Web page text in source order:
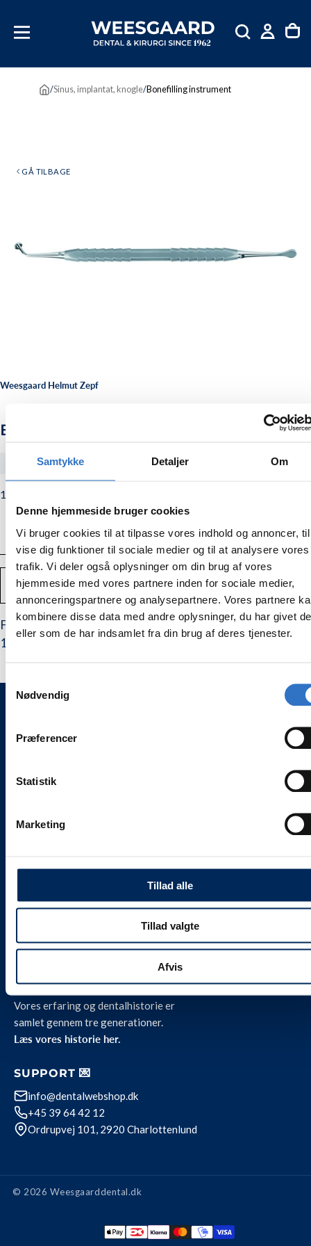
Samtykke Detaljer Om
Denne hjemmeside bruger cookies
Vi bruger cookies til at tilpasse vores indhold og annoncer,
vise dig funktioner til sociale medier og til at analysere vores
trafik. Vi deler også oplysninger om din brug af vores
hjemmeside med vores partnere inden for sociale medier,
annonceringspartnere og analysepartnere. Vores partnere
kombinere disse data med andre oplysninger, du har givet
eller som de har indsamlet fra din brug af deres tjenester.
Samtykkevalg
Nødvendig
Præferencer
Statistik
Marketing
Tillad alle
Tillad valgte
Afvis
INDHOLD
/Sinus, implantat, knogle/Bonefilling instrument
GÅ TILBAGE
Weesgaard Helmut Zepf
Bonefilling instrument
#1971422
1.125,00
Normalpris
1.125,00 kr.
Antal
Mindsk
mængden
af
Bonefilling
instrument
Forstør
mængden
af
Bonefilling
instrument
TILFØJ TIL KURV
Fyldningsinstrument designet så den passer til ske ref.
1971421.
Kontakt
Privatlivspolitik
OM OS 🦷
Vores erfaring og dentalhistorie er
samlet gennem tre generationer.
Læs vores historie her.
SUPPORT 💌
info@dentalwebshop.dk
+45 39 64 42 12
Ordrupvej 101, 2920 Charlottenlund
© 2026 Weesgaarddental.dk
Betalingsmetode